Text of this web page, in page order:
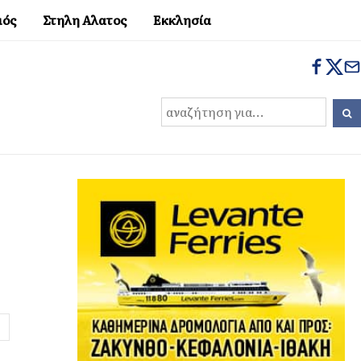
Στηλη Αλατος Εκκλησία